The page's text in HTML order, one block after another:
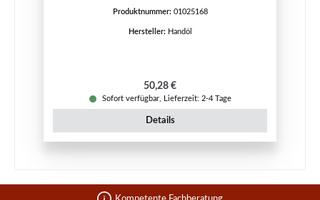
Produktnummer: 01025168
Hersteller: Handöl
Regulärer Preis:
50,28 €
Sofort verfügbar, Lieferzeit: 2-4 Tage
Details
Kompetente Fachberatung